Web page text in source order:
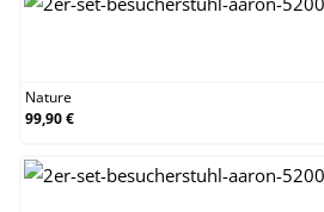
Nature
99,90 €